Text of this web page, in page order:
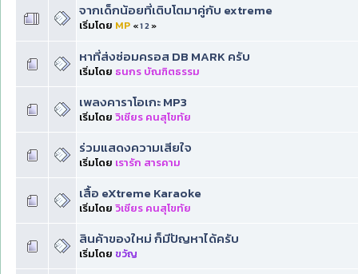
จากเด็กน้อยที่เติบโตมาคู่กับ extreme
เริ่มโดย MP «12»
หาที่ส่งซ่อมครอส DB MARK ครับ
เริ่มโดย ธนกร บัณฑิตธรรม
เพลงคาราโอเกะ MP3
เริ่มโดย วิเชียร คนสุโขทัย
ร่วมแสดงความเสียใจ
เริ่มโดย เรารัก สารคาม
เสื้อ eXtreme Karaoke
เริ่มโดย วิเชียร คนสุโขทัย
สินค้าของใหม่ ก็มีปัญหาได้ครับ
เริ่มโดย ขวัญ